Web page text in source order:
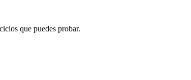
que puedes probar.